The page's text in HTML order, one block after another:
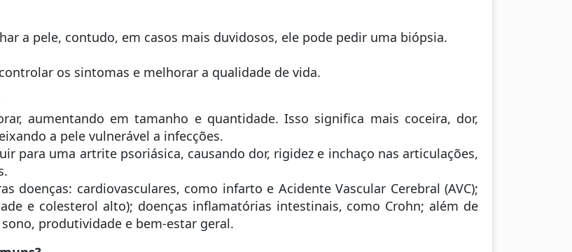
a pele, contudo, em casos mais duvidosos, ele pode pedir uma biópsia.
os sintomas e melhorar a qualidade de vida.
aumentando em tamanho e quantidade. Isso significa mais coceira, dor,
a pele vulnerável a infecções.
para uma artrite psoriásica, causando dor, rigidez e inchaço nas articulações,
doenças: cardiovasculares, como infarto e Acidente Vascular Cerebral (AVC);
e colesterol alto); doenças inflamatórias intestinais, como Crohn; além de
produtividade e bem-estar geral.